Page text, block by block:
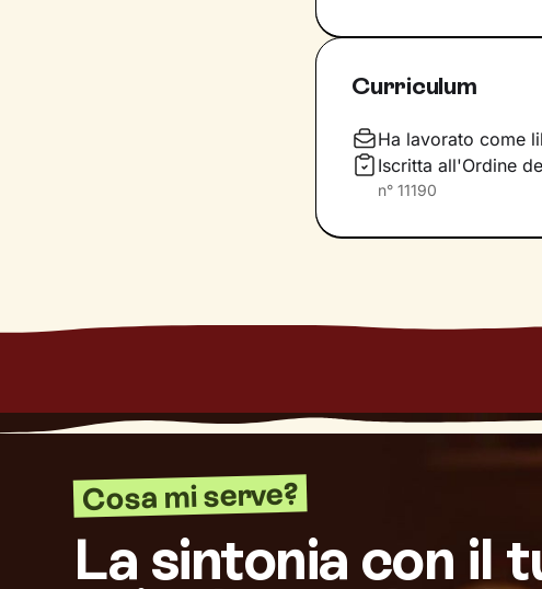
aiutandoti a far
definiscono ma di cui
Questo ti consentirà
Curriculum
Ha lavorato come
Iscritta all'Ordine
n° 11190
Cosa mi serve?
La sintonia con il